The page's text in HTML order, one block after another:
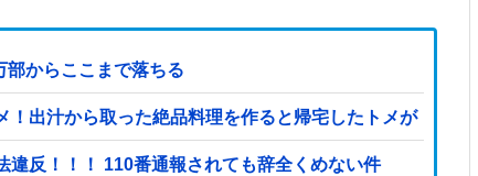
からここまで落ちる
！出汁から取った絶品料理を作ると帰宅したトメが「
反！！！ 110番通報されても辞全くめない件